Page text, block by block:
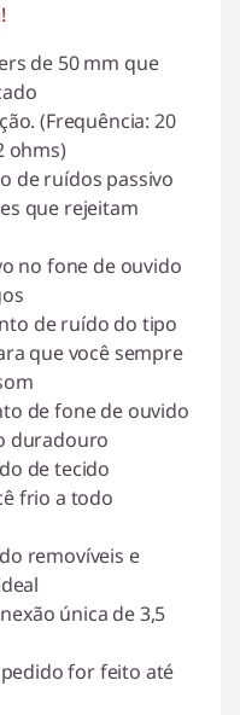
de 50 mm que
(Frequência: 20
ohms)
de ruídos passivo
que rejeitam
no fone de ouvido
de ruído do tipo
que você sempre
de fone de ouvido
duradouro
de tecido
frio a todo
removíveis e
única de 3,5
for feito até